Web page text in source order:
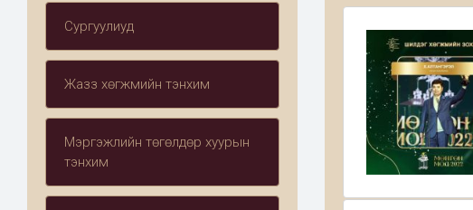
Сургуулиуд
Жазз хөгжмийн тэнхим
Мэргэжлийн төгөлдөр хуурын
тэнхим